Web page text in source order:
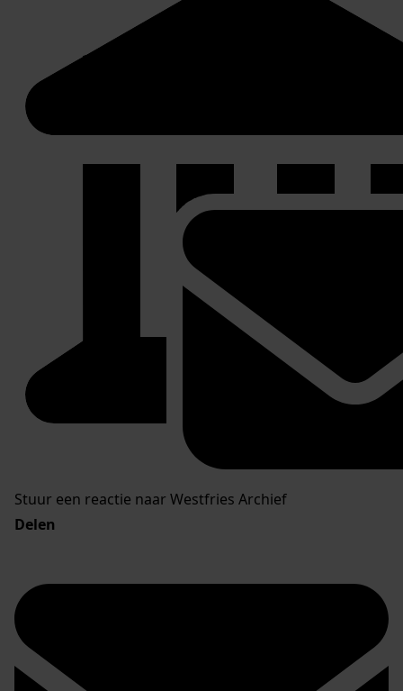
Stuur een reactie naar Westfries Archief
Delen